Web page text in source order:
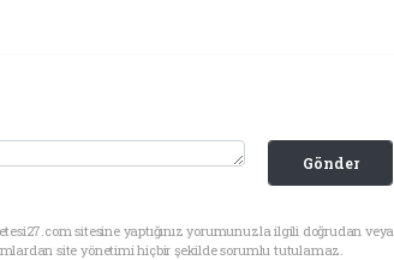
Gönder
sitesine yaptığınız yorumunuzla ilgili doğrudan veya
site yönetimi hiçbir şekilde sorumlu tutulamaz.